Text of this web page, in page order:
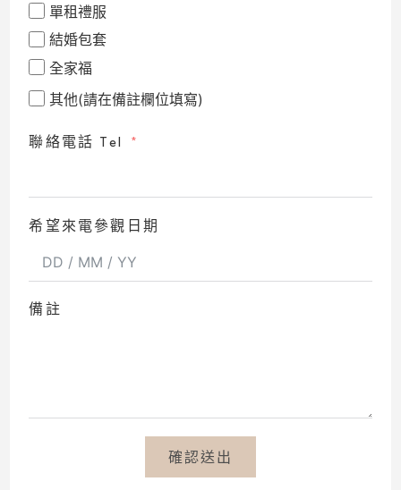
單租禮服
結婚包套
全家福
其他(請在備註欄位填寫)
聯絡電話 Tel
希望來電參觀日期
備註
確認送出